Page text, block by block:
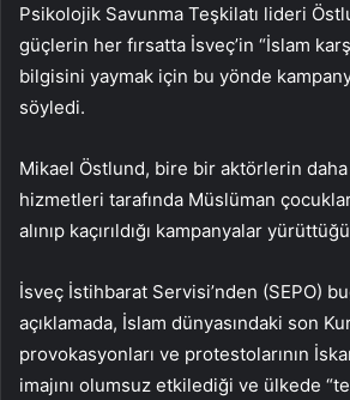
Psikolojik Savunma Teşkilatı lideri
güçlerin her fırsatta İsveç’in “İslam
bilgisini yaymak için bu yönde
söyledi.
Mikael Östlund, bire bir aktörlerin
hizmetleri tarafında Müslüman
alınıp kaçırıldığı kampanyalar
İsveç İstihbarat Servisi’nden (SEPO)
açıklamada, İslam dünyasındaki son
provokasyonları ve protestolarının
imajını olumsuz etkilediği ve ülkede